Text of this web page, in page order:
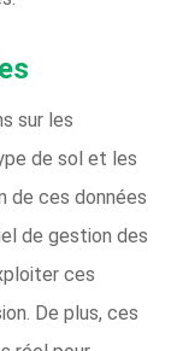
sur les
de sol et les
de ces données
de gestion des
ces
De plus, ces